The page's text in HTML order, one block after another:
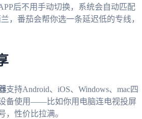
后不用手动切换，系统会自动匹配
，番茄会帮你选一条延迟低的专线，
支持Android、iOS、Windows、mac四
备使用——比如你用电脑连电视投屏
性价比拉满。